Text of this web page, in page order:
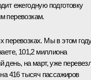
ежегодную подготовку
перевозкам.
перевозках. Мы в этом
101,2 миллиона
на март, уже
416 тысяч пассажиров